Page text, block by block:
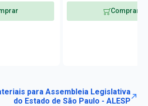
Comprar
para Assembleia Legislativa
do Estado de São Paulo - ALESP